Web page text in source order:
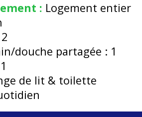
: Logement entier
2
douche partagée : 1
1
de lit & toilette